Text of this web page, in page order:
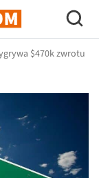
$470k zwrotu